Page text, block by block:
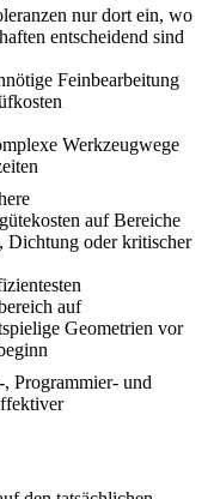
nur dort ein, wo
entscheidend sind
Feinbearbeitung
Werkzeugwege
auf Bereiche
Dichtung oder kritischer
auf
Geometrien vor
Programmier- und